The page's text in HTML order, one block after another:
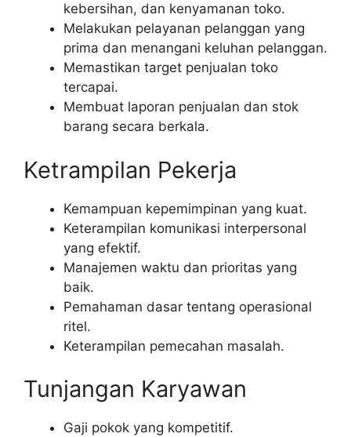
kebersihan, dan kenyamanan toko.
Melakukan pelayanan pelanggan yang
prima dan menangani keluhan pelanggan.
Memastikan target penjualan toko
tercapai.
Membuat laporan penjualan dan stok
barang secara berkala.
Ketrampilan Pekerja
Kemampuan kepemimpinan yang kuat.
Keterampilan komunikasi interpersonal
yang efektif.
Manajemen waktu dan prioritas yang
baik.
Pemahaman dasar tentang operasional
ritel.
Keterampilan pemecahan masalah.
Tunjangan Karyawan
Gaji pokok yang kompetitif.